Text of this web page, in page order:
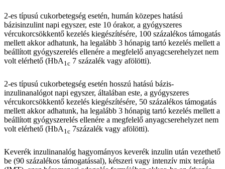
2-es típusú cukorbetegség esetén, humán közepes hatású
bázisinzulint napi egyszer, este 10 órakor, a gyógyszeres
vércukorcsökkentő kezelés kiegészítésére, 100 százalékos támogatás
mellett akkor adhatunk, ha legalább 3 hónapig tartó kezelés mellett a
beállított gyógyszerelés ellenére a megfelelő anyagcserehelyzet nem
volt elérhető (HbA 1c 7 százalék vagy afölötti).
2-es típusú cukorbetegség esetén hosszú hatású bázis-
inzulinanalógot napi egyszer, általában este, a gyógyszeres
vércukorcsökkentő kezelés kiegészítésére, 50 százalékos támogatás
mellett akkor adhatunk, ha legalább 3 hónapig tartó kezelés mellett a
beállított gyógyszerelés ellenére a megfelelő anyagcserehelyzet nem
volt elérhető (HbA 1c 7százalék vagy afölötti).
Keverék inzulinanalóg hagyományos keverék inzulin után vezethető
be (90 százalékos támogatással), kétszeri vagy intenzív mix terápia